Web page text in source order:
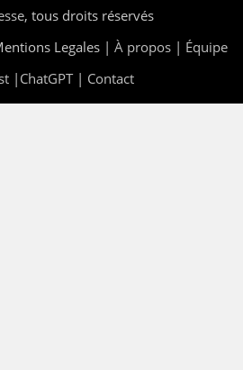
, tous droits réservés
Legales | À propos | Équipe
| ChatGPT| Contact